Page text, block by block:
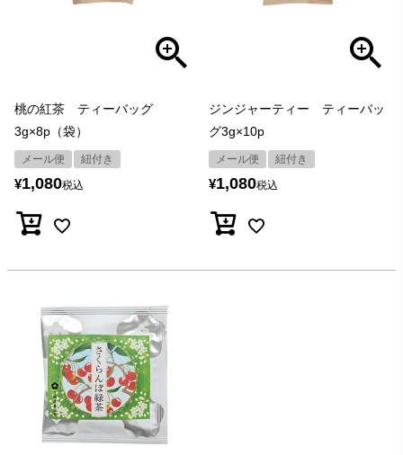
桃の紅茶 ティーバッグ
3g×8p（袋）
メール便 紐付き
¥1,080税込
ジンジャーティー ティーバッ
グ3g×10p
メール便 紐付き
¥1,080税込